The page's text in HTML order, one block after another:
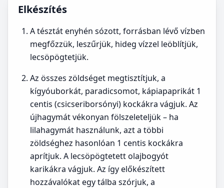
Elkészítés
A tésztát enyhén sózott, forrásban lévő vízben
megfőzzük, leszűrjük, hideg vízzel leöblítjük,
lecsöpögtetjük.
Az összes zöldséget megtisztítjuk, a
kígyóuborkát, paradicsomot, kápiapaprikát 1
centis (csicseriborsónyi) kockákra vágjuk. Az
újhagymát vékonyan fölszeleteljük – ha
lilahagymát használunk, azt a többi
zöldséghez hasonlóan 1 centis kockákra
aprítjuk. A lecsöpögtetett olajbogyót
karikákra vágjuk. Az így előkészített
hozzávalókat egy tálba szórjuk, a